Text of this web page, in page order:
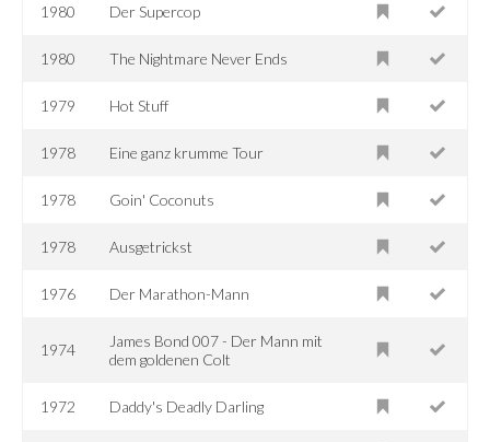
1980 Der Supercop
1980 The Nightmare Never Ends
1979 Hot Stuff
1978 Eine ganz krumme Tour
1978 Goin' Coconuts
1978 Ausgetrickst
1976 Der Marathon-Mann
1974
James Bond 007 - Der Mann mit
dem goldenen Colt
1972 Daddy's Deadly Darling